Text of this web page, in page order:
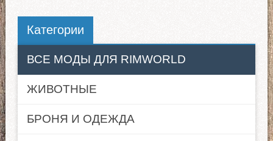
Категории
ВСЕ МОДЫ ДЛЯ RIMWORLD
ЖИВОТНЫЕ
БРОНЯ И ОДЕЖДА